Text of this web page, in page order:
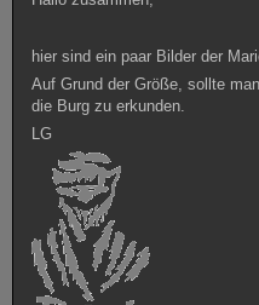
hier sind ein paar Bilder der
Auf Grund der Größe, sollte
die Burg zu erkunden.
LG